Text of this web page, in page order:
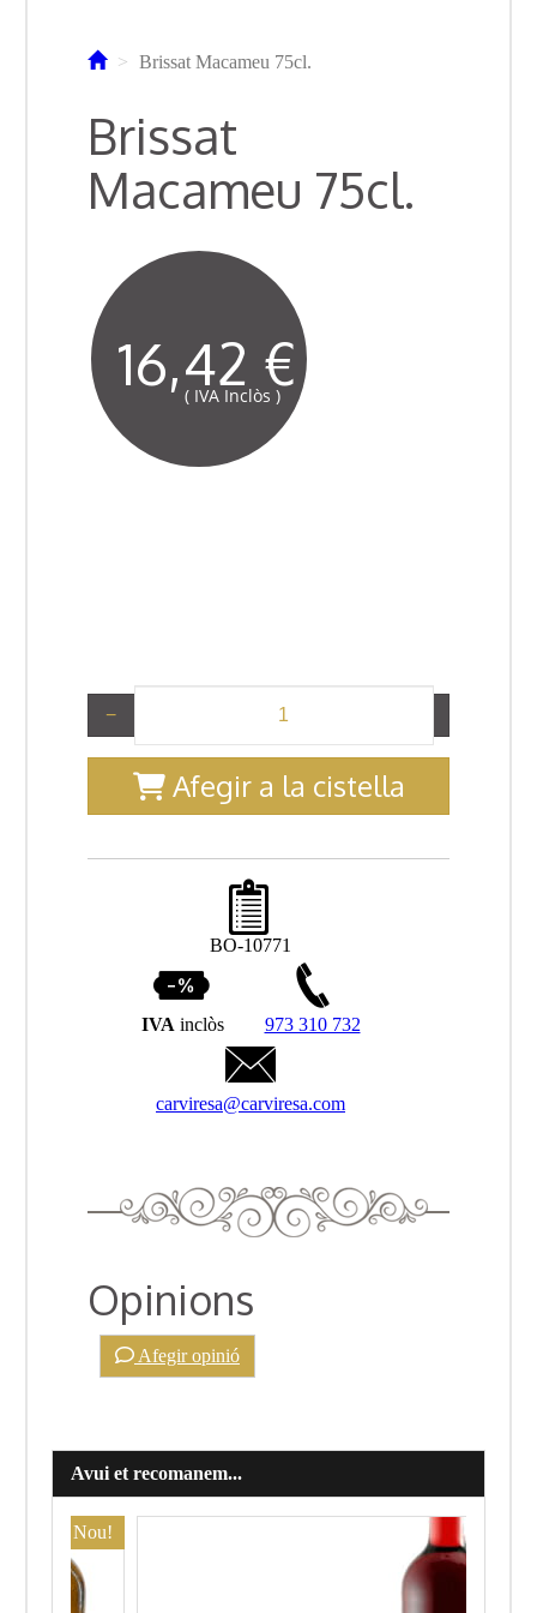
Brissat Macameu 75cl.
Brissat
Macameu 75cl.
16,42 €
( IVA Inclòs )
−
Afegir a la cistella
BO-10771
IVA inclòs 973 310 732
carviresa@carviresa.com
Opinions
Afegir opinió
Avui et recomanem...